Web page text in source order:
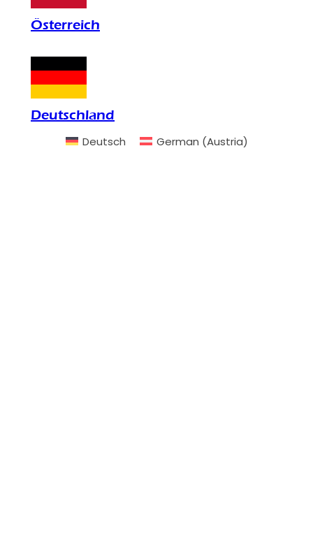
Österreich
Deutschland
Deutsch German (Austria)